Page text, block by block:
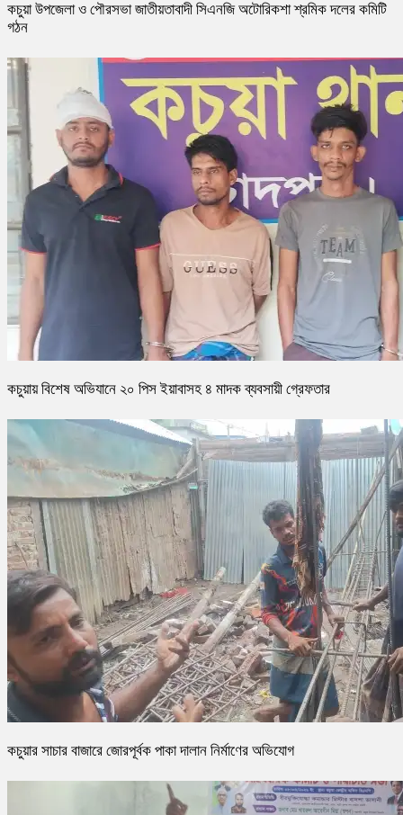
কচুয়া উপজেলা ও পৌরসভা জাতীয়তাবাদী সিএনজি অটোরিকশা শ্রমিক দলের কমিটি
গঠন
কচুয়ায় বিশেষ অভিযানে ২০ পিস ইয়াবাসহ ৪ মাদক ব্যবসায়ী গ্রেফতার
কচুয়ার সাচার বাজারে জোরপূর্বক পাকা দালান নির্মাণের অভিযোগ